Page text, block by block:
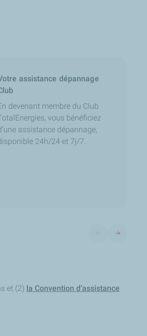
assistance dépannage
devenant membre du Club
vous bénéficiez
assistance dépannage,
24h/24 et 7j/7.
Diapositive
et (2) la Convention d’assistance